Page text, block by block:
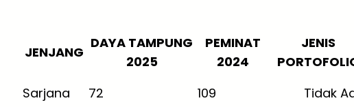
JENJANG
DAYA TAMPUNG
2025
PEMINAT
2024
JENIS
Sarjana 72 109 Tidak